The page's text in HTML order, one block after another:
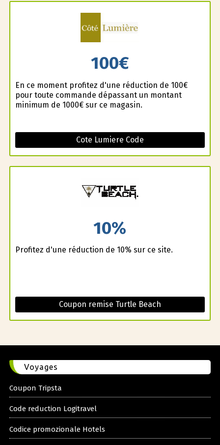
100€
En ce moment profitez d'une réduction de 100€
pour toute commande dépassant un montant
minimum de 1000€ sur ce magasin.
Cote Lumiere Code
10%
Profitez d'une réduction de 10% sur ce site.
Coupon remise Turtle Beach
Voyages
Coupon Tripsta
Code reduction Logitravel
Codice promozionale Hotels